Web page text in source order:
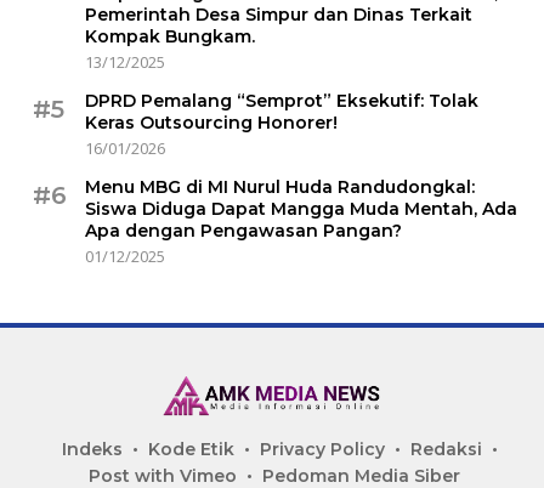
Pemerintah Desa Simpur dan Dinas Terkait
Kompak Bungkam.
13/12/2025
#5
DPRD Pemalang “Semprot” Eksekutif: Tolak
Keras Outsourcing Honorer!
16/01/2026
#6
Menu MBG di MI Nurul Huda Randudongkal:
Siswa Diduga Dapat Mangga Muda Mentah, Ada
Apa dengan Pengawasan Pangan?
01/12/2025
Indeks Kode Etik Privacy Policy
Redaksi
Post with Vimeo
Pedoman Media Siber